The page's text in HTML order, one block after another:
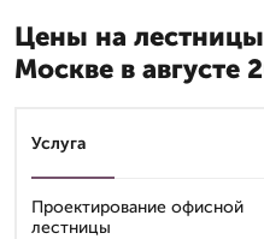
Цены на
Москве в августе
Услуга
Проектирование офисной
лестницы